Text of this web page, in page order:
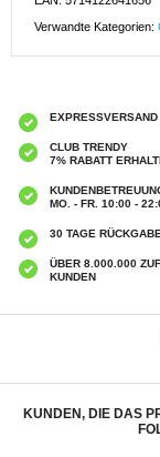
Verwandte Kategorien:
EXPRESSVERSAND
CLUB TRENDY
7% RABATT
MO. - FR. 10:00 -
30 TAGE
ÜBER 8.000.000
KUNDEN
KUNDEN, DIE DAS